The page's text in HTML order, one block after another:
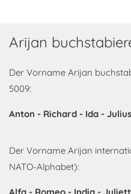
Arijan
Der Vorname Arijan
5009:
Anton - Richard - Ida -
Der Vorname Arijan
NATO-Alphabet):